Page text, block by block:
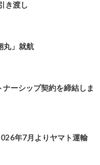
き渡し
丸」就航
ーシップ契約を締結しま
年7月よりヤマト運輸